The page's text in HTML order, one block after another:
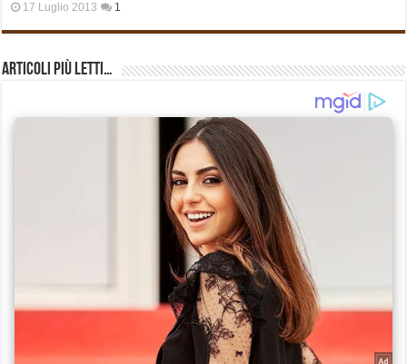
17 Luglio 2013 1
Articoli più Letti…